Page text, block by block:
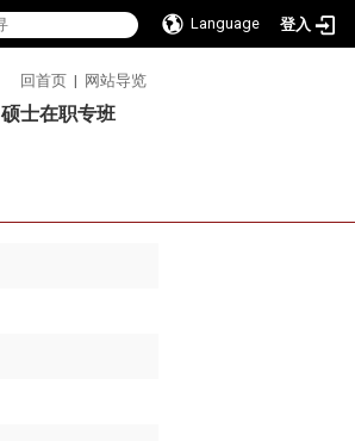
Language 登入
回首页 | 网站导览
硕士在职专班